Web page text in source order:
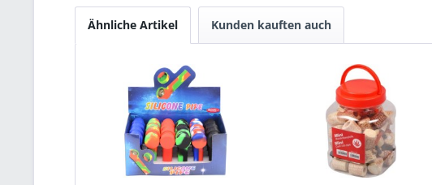
Ähnliche Artikel Kunden kauften auch